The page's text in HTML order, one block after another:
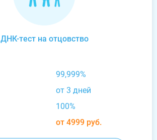
ДНК-тест на отцовство
99,999%
от 3 дней
100%
от 4999 руб.